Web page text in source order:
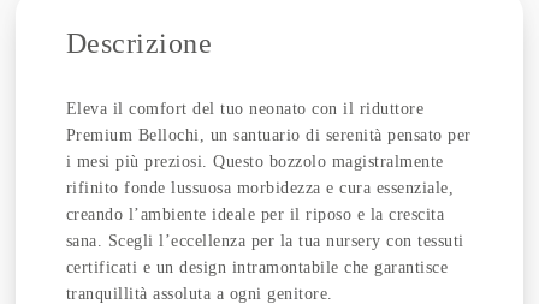
Descrizione
Eleva il comfort del tuo neonato con il riduttore
Premium Bellochi, un santuario di serenità pensato per
i mesi più preziosi. Questo bozzolo magistralmente
rifinito fonde lussuosa morbidezza e cura essenziale,
creando l’ambiente ideale per il riposo e la crescita
sana. Scegli l’eccellenza per la tua nursery con tessuti
certificati e un design intramontabile che garantisce
tranquillità assoluta a ogni genitore.